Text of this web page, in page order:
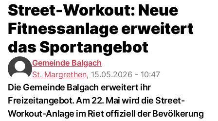
Street-Workout: Neue
Fitnessanlage erweitert
das Sportangebot
Gemeinde Balgach
St. Margrethen, 15.05.2026 - 10:47
Die Gemeinde Balgach erweitert ihr
Freizeitangebot. Am 22. Mai wird die Street-
Workout-Anlage im Riet offiziell der Bevölkerung